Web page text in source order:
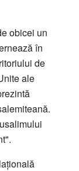
obicei un
în
de
ale